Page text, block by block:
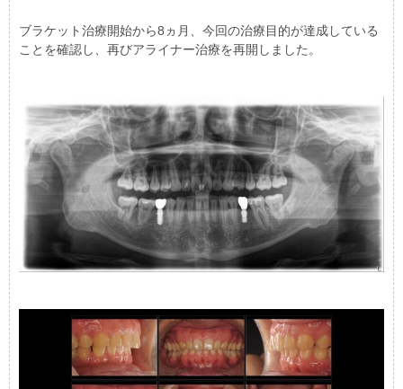
ブラケット治療開始から8ヵ月、今回の治療目的が達成している
ことを確認し、再びアライナー治療を再開しました。